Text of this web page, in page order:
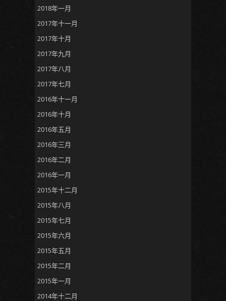
2018年一月
2017年十一月
2017年十月
2017年九月
2017年八月
2017年七月
2016年十一月
2016年十月
2016年五月
2016年三月
2016年二月
2016年一月
2015年十二月
2015年八月
2015年七月
2015年六月
2015年五月
2015年二月
2015年一月
2014年十二月